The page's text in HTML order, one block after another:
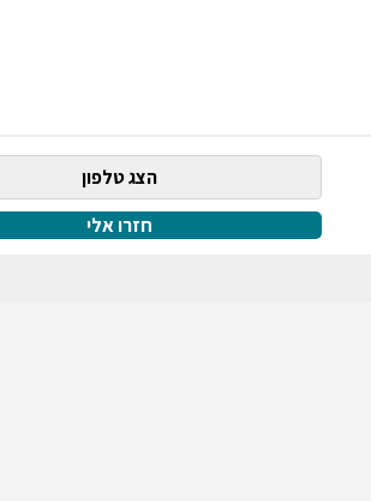
הצג טלפון
חזרו אלי